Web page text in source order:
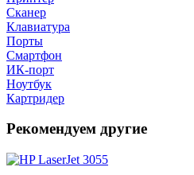
Сканер
Клавиатура
Порты
Смартфон
ИК-порт
Ноутбук
Картридер
Рекомендуем другие